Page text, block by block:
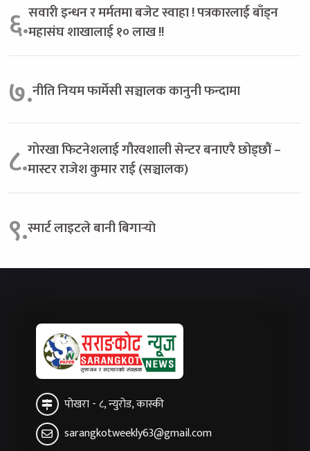
६.सवारी इन्धन र मर्मतमा बजेट स्वाहा ! पत्रकारलाई बाँड्न
महासंघ शाखालाई १० लाख !!
७.नीति नियम फार्मेसी सञ्चालक कानुनी फन्दामा
८.गोरखा फिटनेशलाई गौरवशाली सेन्टर बनाएरै छोड्छौं –
मास्टर राजेश कुमार राई (सञ्चालक)
९.स्मार्ट लाइटले बानी बिगार्‍याे
पोखरा - ८, न्युरोड, कास्की
sarangkotweekly63@gmail.com